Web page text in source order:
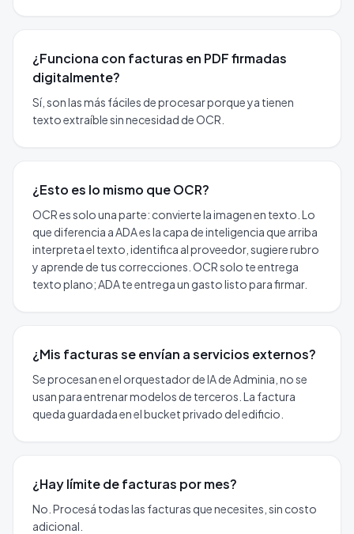
¿Funciona con facturas en PDF firmadas
digitalmente?
Sí, son las más fáciles de procesar porque ya tienen
texto extraíble sin necesidad de OCR.
¿Esto es lo mismo que OCR?
OCR es solo una parte: convierte la imagen en texto. Lo
que diferencia a ADA es la capa de inteligencia que arriba
interpreta el texto, identifica al proveedor, sugiere rubro
y aprende de tus correcciones. OCR solo te entrega
texto plano; ADA te entrega un gasto listo para firmar.
¿Mis facturas se envían a servicios externos?
Se procesan en el orquestador de IA de Adminia, no se
usan para entrenar modelos de terceros. La factura
queda guardada en el bucket privado del edificio.
¿Hay límite de facturas por mes?
No. Procesá todas las facturas que necesites, sin costo
adicional.